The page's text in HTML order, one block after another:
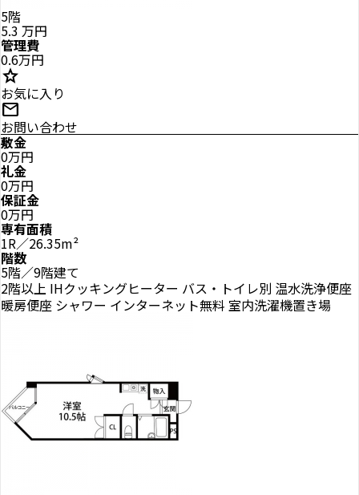
5階
5.3 万円
管理費
0.6万円
star
お気に入り
mail
お問い合わせ
敷金
0万円
礼金
0万円
保証金
0万円
専有面積
1R／26.35m²
階数
5階／9階建て
2階以上 IHクッキングヒーター バス・トイレ別 温水洗浄便座
暖房便座 シャワー インターネット無料 室内洗濯機置き場